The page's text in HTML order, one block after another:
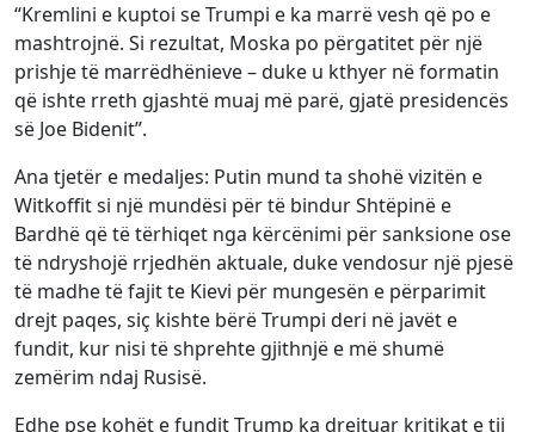
“Kremlini e kuptoi se Trumpi e ka marrë vesh që po e
mashtrojnë. Si rezultat, Moska po përgatitet për një
prishje të marrëdhënieve – duke u kthyer në formatin
që ishte rreth gjashtë muaj më parë, gjatë presidencës
së Joe Bidenit”.
Ana tjetër e medaljes: Putin mund ta shohë vizitën e
Witkoffit si një mundësi për të bindur Shtëpinë e
Bardhë që të tërhiqet nga kërcënimi për sanksione ose
të ndryshojë rrjedhën aktuale, duke vendosur një pjesë
të madhe të fajit te Kievi për mungesën e përparimit
drejt paqes, siç kishte bërë Trumpi deri në javët e
fundit, kur nisi të shprehte gjithnjë e më shumë
zemërim ndaj Rusisë.
Edhe pse kohët e fundit Trump ka drejtuar kritikat e tij